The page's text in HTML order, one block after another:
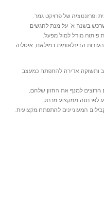
ופרזנטציה של פרויקט גמר.
בשנה א’ על מנת להגשים
פיתוח מודל למול מפעל.
הבינלאומית במילאנו, איטליה
ותשוקה אדירה להתפתח כמעצב
הרוצים למנף את החזון שלהם,
לפרנסה ממקצוע מרתק.
המעוניינים להתפתח מקצועית.